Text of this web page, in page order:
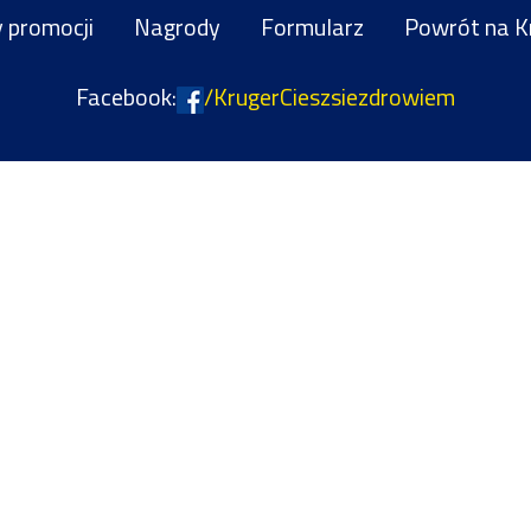
promocji Nagrody Formularz
Powrót na
Facebook:
/KrugerCieszsiezdrowiem